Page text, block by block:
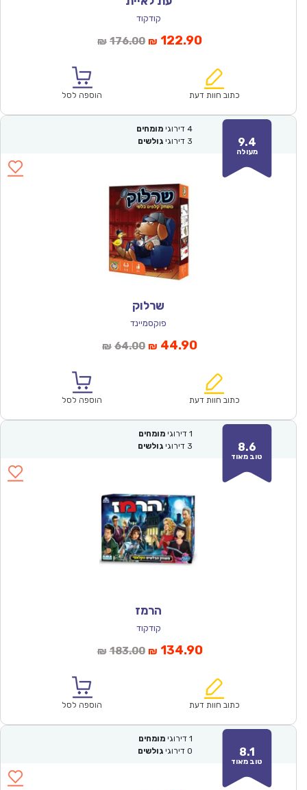
קודקוד
₪ 176.00המחיר
₪176.00.
₪ 122.90המחיר
הוא:
כתוב חוות דעת הוספה לסל
9.4
מעולה
4 דירוגי מומחים
3 דירוגי גולשים
שרלוק
פוקסמיינד
₪ 64.00המחיר
₪64.00.
₪ 44.90המחיר
הוא:
כתוב חוות דעת הוספה לסל
8.6
טוב מאוד
1 דירוגי מומחים
3 דירוגי גולשים
הרמז
קודקוד
₪ 183.00המחיר
₪183.00.
₪ 134.90המחיר
הוא:
כתוב חוות דעת הוספה לסל
8.1
טוב מאוד
1 דירוגי מומחים
0 דירוגי גולשים